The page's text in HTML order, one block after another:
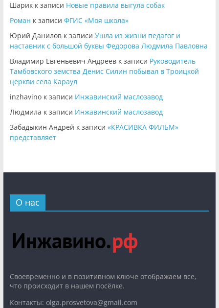
Шарикк записи Новые правила выгула собак
Роман к записи ФГИС «Моя школа»
Юрий Даниловк записи Ушла из жизни педагог и
наставник с большой буквы Федорова Людмила Павловна
Владимир Евгеньевич Андреевк записи Руководитель
Тамбовского земства Денис Силин побывал в Троицкой
церкви села Караул
inzhavinoк записи Инжавинский маслозавод
Людмила к записи Инжавинский маслозавод
Забадыкин Андрей к записи «КРАСИВКА ФИЛЬМ»
представляет
О нас
Cвоевременно и в позитивном ключе отображаем все,
что происходит в нашем посёлке.
Контакты: olga.prosvetova@gmail.com